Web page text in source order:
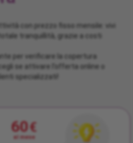
con prezzo fisso mensile: vivi
tranquillità, grazie a costi
per verificare la copertura
se attivare l’offerta online o
specializzati!
60€
al mese